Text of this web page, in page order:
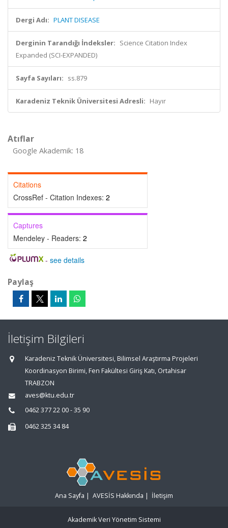
Dergi Adı: PLANT DISEASE
Derginin Tarandığı İndeksler: Science Citation Index
Expanded (SCI-EXPANDED)
Sayfa Sayıları: ss.879
Karadeniz Teknik Üniversitesi Adresli: Hayır
Atıflar
Google Akademik: 18
Citations
CrossRef - Citation Indexes: 2
Captures
Mendeley - Readers: 2
- see details
Paylaş
İletişim Bilgileri
Karadeniz Teknik Üniversitesi, Bilimsel Araştırma Projeleri
Koordinasyon Birimi, Fen Fakültesi Giriş Katı, Ortahisar
TRABZON
aves@ktu.edu.tr
0462 377 22 00 - 35 90
0462 325 34 84
Ana Sayfa | AVESİS Hakkında | İletişim
Akademik Veri Yönetim Sistemi